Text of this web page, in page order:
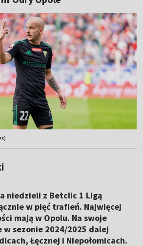
niedzieli z Betclic 1 Ligą
w pięć trafień. Najwięcej
mają w Opolu. Na swoje
w sezonie 2024/2025 dalej
Łęcznej i Niepołomicach.